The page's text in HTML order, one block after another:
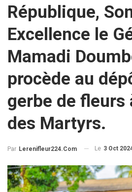
République,
Excellence le
Mamadi
procède au
gerbe de fleurs
des Martyrs.
Par Lerenifleur224.com Le 3 Oct